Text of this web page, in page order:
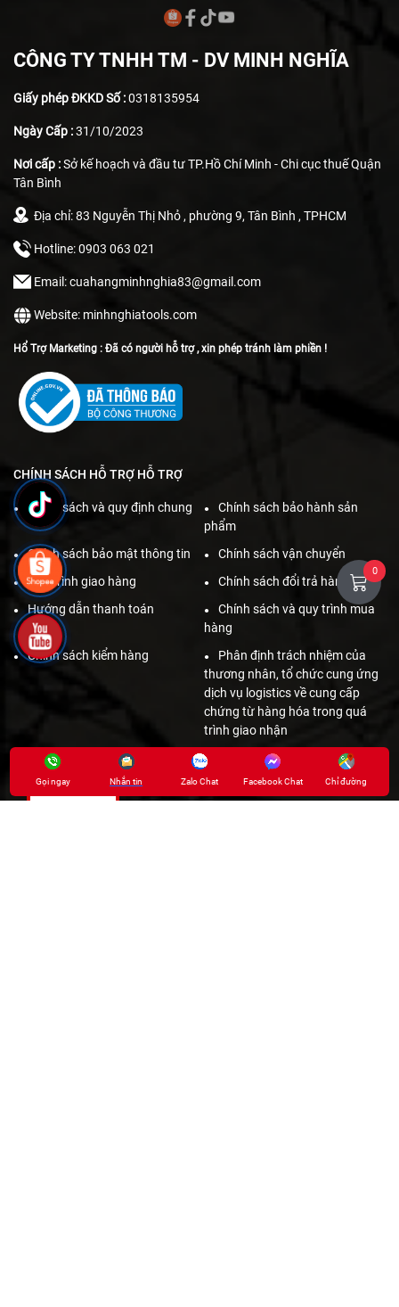
CÔNG TY TNHH TM - DV MINH NGHĨA
Giấy phép ĐKKD Số :0318135954
Ngày Cấp :31/10/2023
Nơi cấp :Sở kế hoạch và đầu tư TP.Hồ Chí Minh - Chi cục thuế Quận
Tân Bình
Địa chỉ: 83 Nguyễn Thị Nhỏ , phường 9, Tân Bình , TPHCM
Hotline: 0903 063 021
Email: cuahangminhnghia83@gmail.com
Website: minhnghiatools.com
Hổ Trợ Marketing : Đã có người hỗ trợ , xin phép tránh làm phiền !
CHÍNH SÁCH HỖ TRỢ HỖ TRỢ
Chính sách và quy định chung
Chính sách bảo hành sản
phẩm
Chính sách bảo mật thông tin
Chính sách vận chuyển
Quy trình giao hàng
Chính sách đổi trả hàng
Hướng dẫn thanh toán
Chính sách và quy trình mua
hàng
Chính sách kiểm hàng
Phân định trách nhiệm của
thương nhân, tổ chức cung ứng
dịch vụ logistics về cung cấp
chứng từ hàng hóa trong quá
trình giao nhận
MÃ QR
0
Gọi ngay Nhắn tin Zalo Chat Facebook Chat Chỉ đường